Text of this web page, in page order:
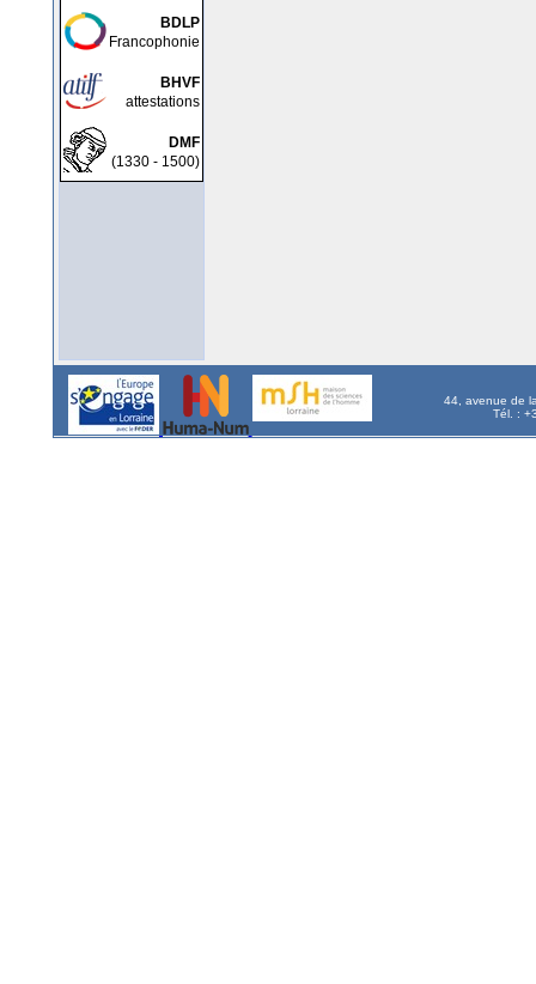
BDLP
Francophonie
BHVF
attestations
DMF
(1330 - 1500)
44, avenue de
Tél. :